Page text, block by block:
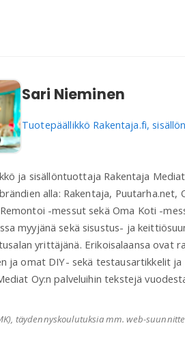
Sari Nieminen
Tuotepäällikkö Rakentaja.fi,
ja sisällöntuottaja Rakentaja
alla: Rakentaja,
-messut sekä Oma Koti -
myyjänä sekä sisustus- ja
yrittäjänä. Erikoisalaansa ovat
ja omat DIY- sekä testausartikkelit
Oy:n palveluihin tekstejä
täydennyskoulutuksia mm. web-